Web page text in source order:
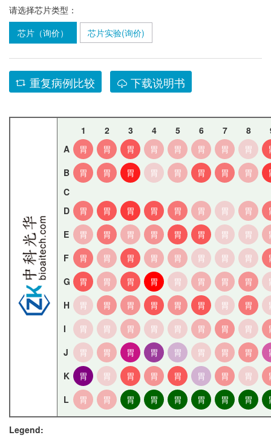
请选择芯片类型：
芯片（询价）
芯片实验(询价)
重复病例比较 下载说明书
1 2 3 4 5 6 7 8
A
胃 胃 胃 胃 胃 胃 胃 胃
B
胃 胃 胃 胃 胃 胃 胃 胃
C
D
胃 胃 胃 胃 胃 胃 胃 胃
E
胃 胃 胃 胃 胃 胃 胃 胃
F
胃 胃 胃 胃 胃 胃 胃 胃
G
胃 胃 胃 胃 胃 胃 胃 胃
H
胃 胃 胃 胃 胃 胃 胃 胃
I
胃 胃 胃 胃 胃 胃 胃 胃
J
胃 胃 胃 胃 胃 胃 胃 胃
K
胃 胃 胃 胃 胃 胃 胃 胃
L
胃 胃 胃 胃 胃 胃 胃 胃
Legend: